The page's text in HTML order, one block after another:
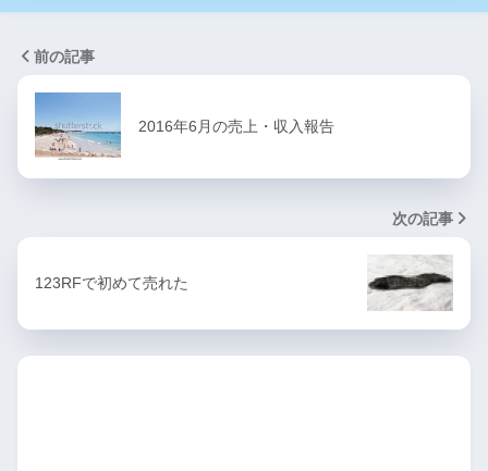
前の記事
2016年6月の売上・収入報告
次の記事
123RFで初めて売れた